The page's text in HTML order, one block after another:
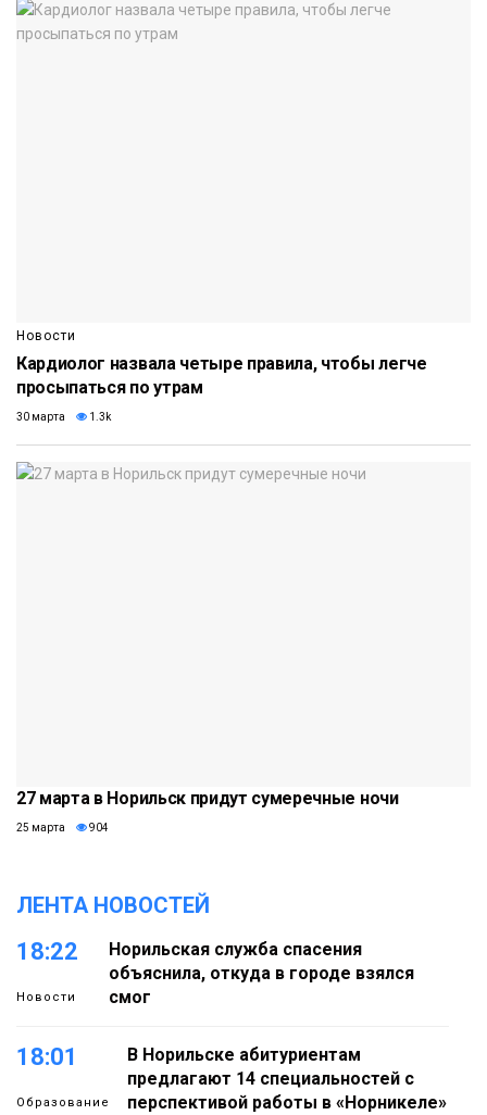
Новости
Кардиолог назвала четыре правила, чтобы легче
просыпаться по утрам
30 марта 1.3k
27 марта в Норильск придут сумеречные ночи
25 марта 904
ЛЕНТА НОВОСТЕЙ
18:22
Новости
Норильская служба спасения
объяснила, откуда в городе взялся
смог
18:01
Образование
В Норильске абитуриентам
предлагают 14 специальностей с
перспективой работы в «Норникеле»